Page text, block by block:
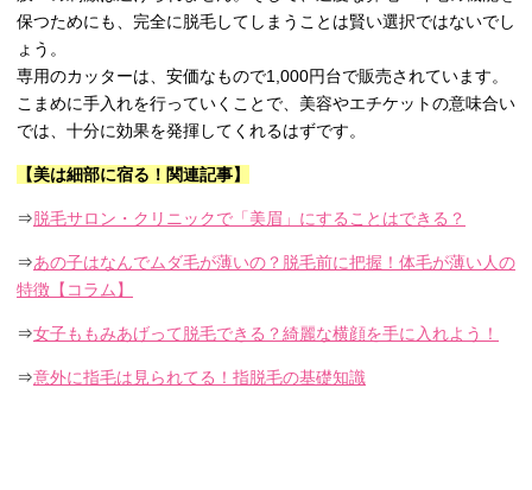
保つためにも、完全に脱毛してしまうことは賢い選択ではないでし
ょう。
専用のカッターは、安価なもので1,000円台で販売されています。
こまめに手入れを行っていくことで、美容やエチケットの意味合い
では、十分に効果を発揮してくれるはずです。
【美は細部に宿る！関連記事】
⇒脱毛サロン・クリニックで「美眉」にすることはできる？
⇒あの子はなんでムダ毛が薄いの？脱毛前に把握！体毛が薄い人の
特徴【コラム】
⇒女子ももみあげって脱毛できる？綺麗な横顔を手に入れよう！
⇒意外に指毛は見られてる！指脱毛の基礎知識